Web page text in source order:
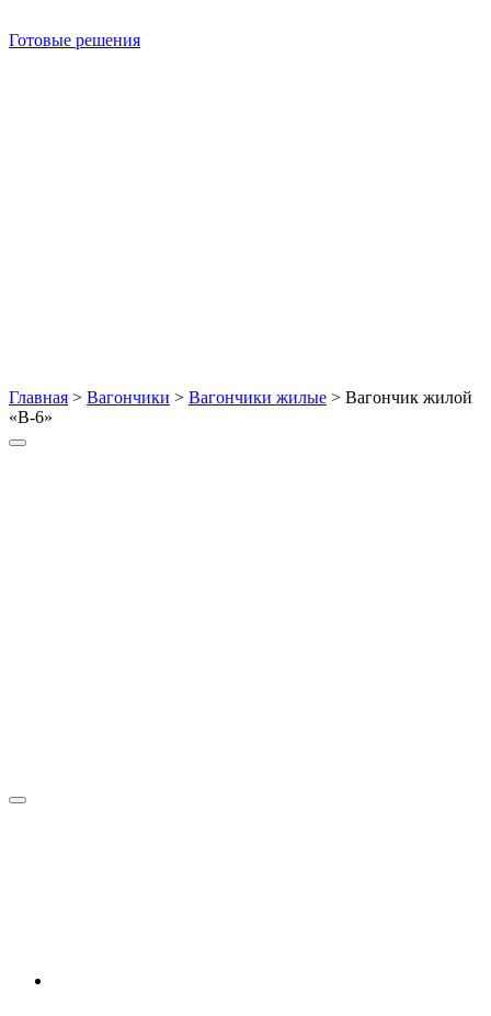
Готовые решения
Главная > Вагончики > Вагончики жилые > Вагончик жилой
«В-6»